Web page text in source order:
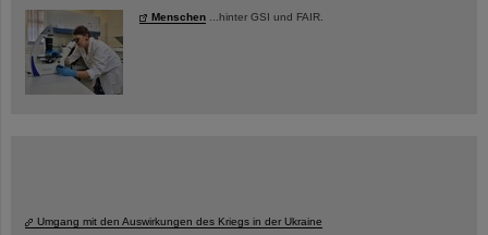
Menschen ...hinter GSI und FAIR.
Umgang mit den Auswirkungen des Kriegs in der Ukraine